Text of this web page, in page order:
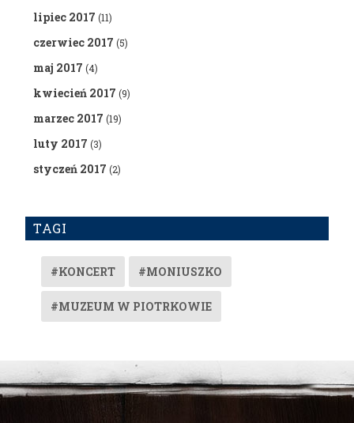
lipiec 2017 (11)
czerwiec 2017 (5)
maj 2017 (4)
kwiecień 2017 (9)
marzec 2017 (19)
luty 2017 (3)
styczeń 2017 (2)
TAGI
#KONCERT #MONIUSZKO
#MUZEUM W PIOTRKOWIE